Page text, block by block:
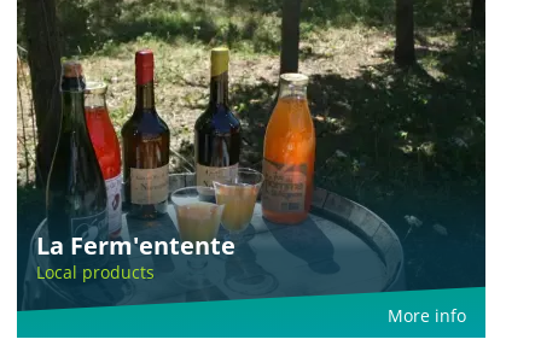
La Ferm'entente
Local products
More info